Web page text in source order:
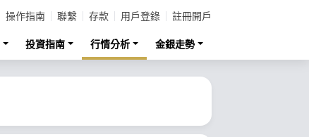
操作指南 聯繫 存款 用戶登錄 註冊開戶
投資指南 行情分析 金銀走勢